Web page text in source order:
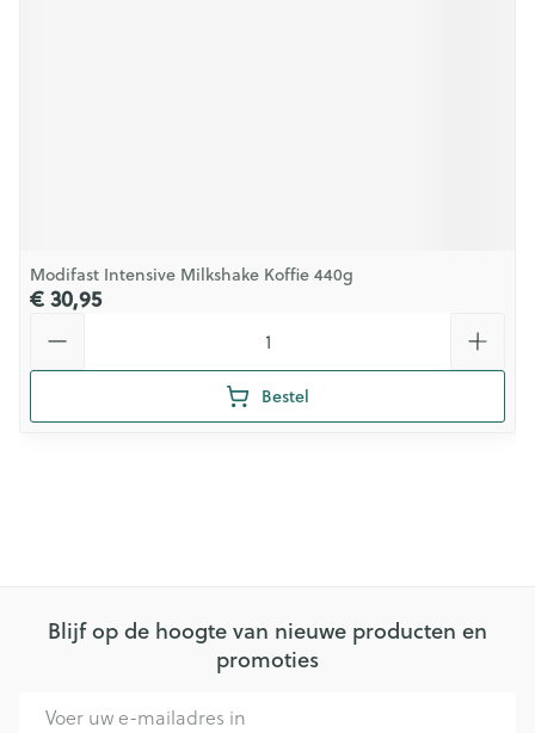
Modifast Intensive Milkshake Koffie 440g
€ 30,95
Bestel
Blijf op de hoogte van nieuwe producten en
promoties